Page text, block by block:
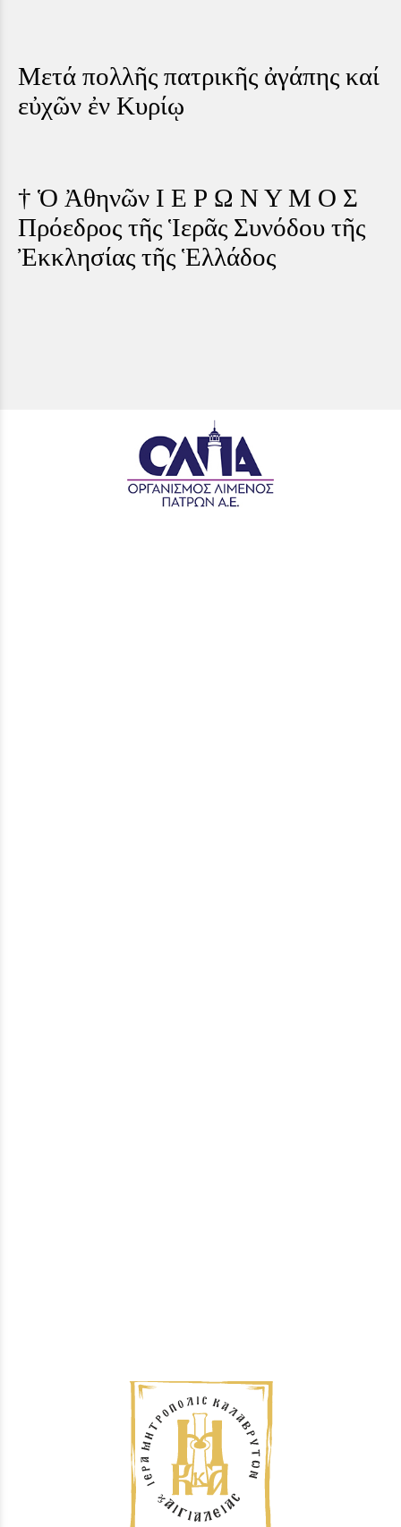
Μετά πολλῆς πατρικῆς ἀγάπης καί
εὐχῶν ἐν Κυρίῳ
† Ὁ Ἀθηνῶν Ι Ε Ρ Ω Ν Υ Μ Ο Σ
Πρόεδρος τῆς Ἱερᾶς Συνόδου τῆς
Ἐκκλησίας τῆς Ἑλλάδος